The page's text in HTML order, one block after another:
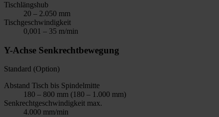
Tischlängshub
20 – 2.050 mm
Tischgeschwindigkeit
0,001 – 35 m/min
Y-Achse Senkrechtbewegung
Standard (Option)
Abstand Tisch bis Spindelmitte
180 – 800 mm (180 – 1.000 mm)
Senkrechtgeschwindigkeit max.
4.000 mm/min